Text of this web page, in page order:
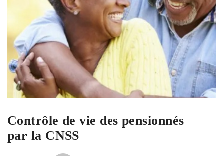
Contrôle de vie des pensionnés
par la CNSS